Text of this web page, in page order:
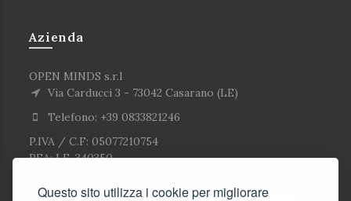
Questo sito utilizza i cookie per migliorare
Azienda
OPEN MINDS s.r.l
Via Carducci 3 - 73042 Casarano (LE)
Telefono: +39 0833821246
P.IVA / C.F: 05077210754
REA: LE-340350